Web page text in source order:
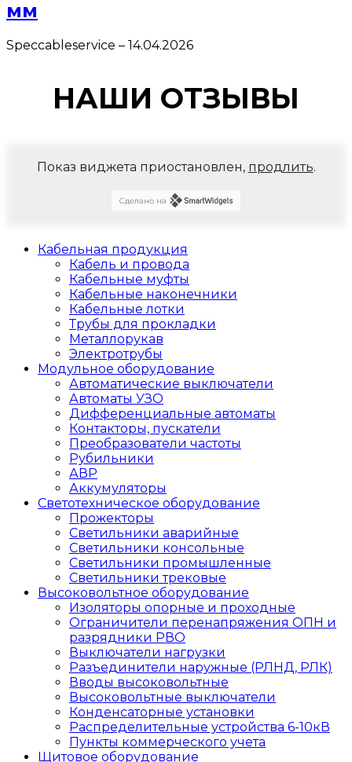
мм
Speccableservice – 14.04.2026
НАШИ ОТЗЫВЫ
Показ виджета приостановлен, продлить.
Сделано на
Кабельная продукция
Кабель и провода
Кабельные муфты
Кабельные наконечники
Кабельные лотки
Трубы для прокладки
Металлорукав
Электротрубы
Модульное оборудование
Автоматические выключатели
Автоматы УЗО
Дифференциальные автоматы
Контакторы, пускатели
Преобразователи частоты
Рубильники
АВР
Аккумуляторы
Светотехническое оборудование
Прожекторы
Светильники аварийные
Светильники консольные
Светильники промышленные
Светильники трековые
Высоковольтное оборудование
Изоляторы опорные и проходные
Ограничители перенапряжения ОПН и
разрядники РВО
Выключатели нагрузки
Разъединители наружные (РЛНД, РЛК)
Вводы высоковольтные
Высоковольтные выключатели
Конденсаторные установки
Распределительные устройства 6-10кВ
Пункты коммерческого учета
Щитовое оборудование